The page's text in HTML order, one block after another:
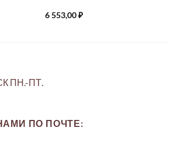
6 553,00₽
ПН.-ПТ.
ПО ПОЧТЕ: